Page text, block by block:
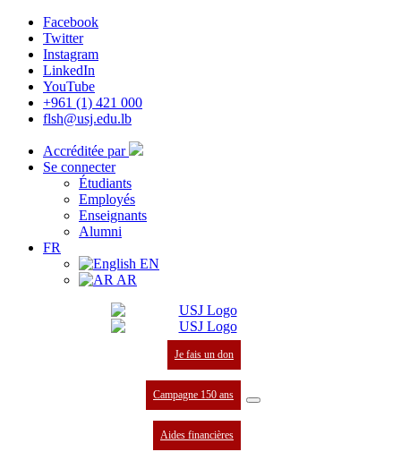
Facebook
Twitter
Instagram
LinkedIn
YouTube
+961 (1) 421 000
flsh@usj.edu.lb
Accréditée par
Se connecter
Étudiants
Employés
Enseignants
Alumni
FR
EN
AR
Je fais un don
Campagne 150 ans
Aides financières